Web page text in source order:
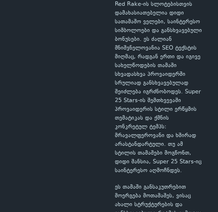
Red Rake-ის სლოტებისთვის
დამახასიათებელია დიდი
სათამაშო ველები, საინტერესო
სიმბოლოები და განსხვავებული
ბონუსები. ეს ძალიან
მნიშვნელოვანია SEO ტექსტის
მიღმაც, რადგან ერთი და იგივე
სახელწოდების თამაში
სხვადასხვა პროვაიდერში
სრულიად განსხვავებულად
შეიძლება იგრძნობოდეს. Super
25 Stars-ის შემთხვევაში
პროვაიდერის სტილი ერწყმის
თემატიკას და ქმნის
კონკრეტულ ტემპს:
მრავალფეროვანი და ხშირად
არასტანდარტული. თუ ამ
სტილის თამაშები მოგწონთ,
დიდი შანსია, Super 25 Stars-იც
საინტერესო აღმოჩნდეს.
ეს თამაში განსაკუთრებით
მოერგება მოთამაშეს, ვისაც
ახალი სტრუქტურების და